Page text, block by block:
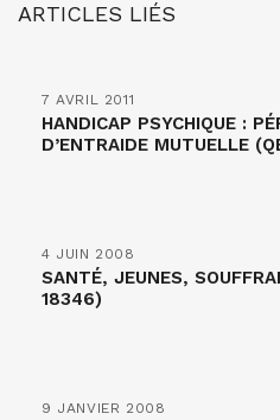
ARTICLES LIÉS
7 AVRIL 2011
HANDICAP PSYCHIQUE :
D’ENTRAIDE MUTUELLE
4 JUIN 2008
SANTÉ, JEUNES,
18346)
9 JANVIER 2008